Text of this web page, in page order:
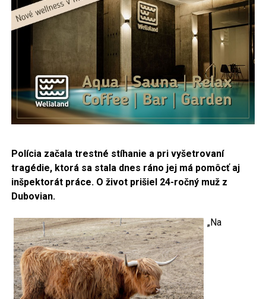
Polícia začala trestné stíhanie a pri vyšetrovaní
tragédie, ktorá sa stala dnes ráno jej má pomôcť aj
inšpektorát práce. O život prišiel 24-ročný muž z
Dubovian.
„Na